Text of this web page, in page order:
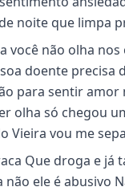
noite que limpa
você não olha nos
doente precisa
para sentir amor
olha só chegou
Vieira vou me
Que droga e já
ele é abusivo